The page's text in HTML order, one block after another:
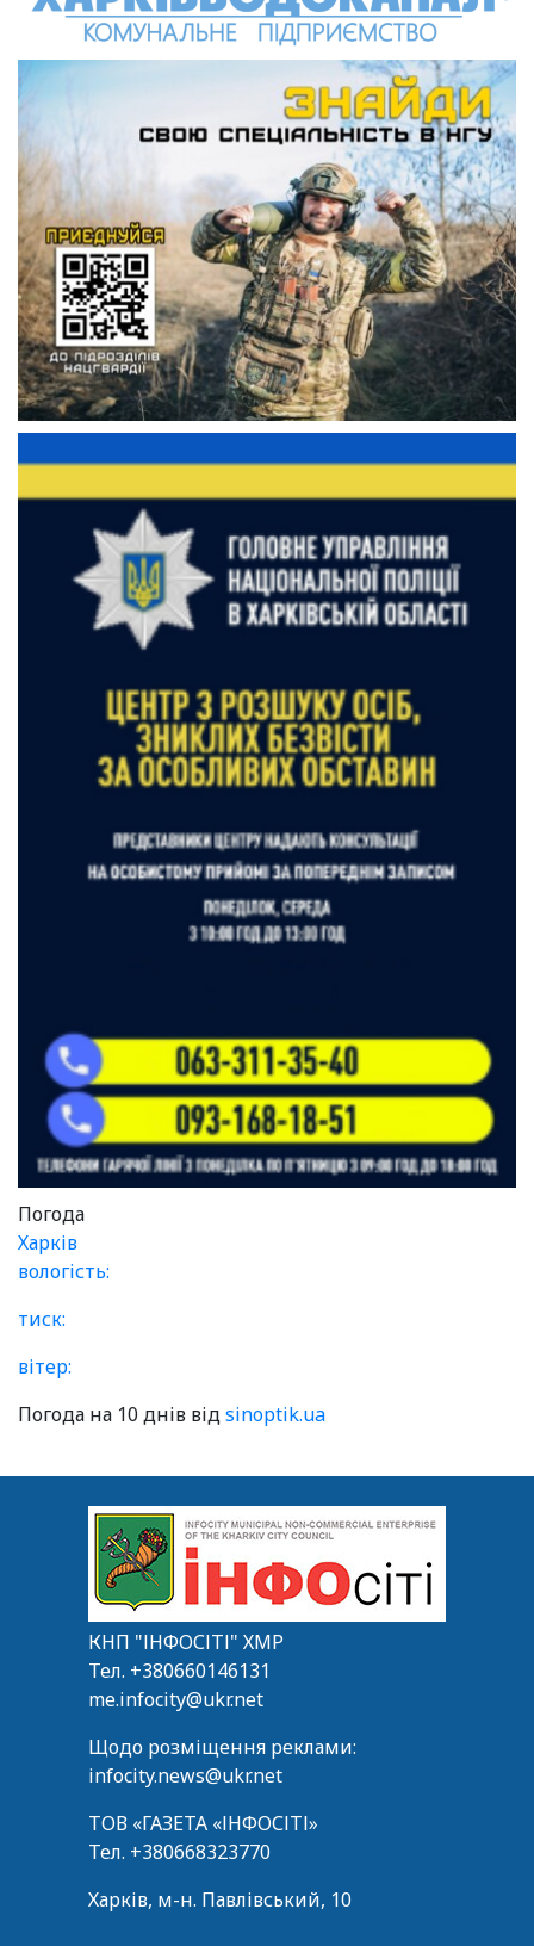
Погода
Харків
вологість:
тиск:
вітер:
Погода на 10 днів відsinoptik.ua
КНП "ІНФОСІТІ" ХМР
Тел. +380660146131
me.infocity@ukr.net
Щодо розміщення реклами:
infocity.news@ukr.net
ТОВ «ГАЗЕТА «ІНФОСІТІ»
Тел. +380668323770
Харків, м-н. Павлівський, 10